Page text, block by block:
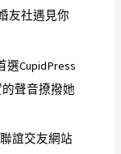
友社遇見你
CupidPress
的聲音撩撥她
誼交友網站